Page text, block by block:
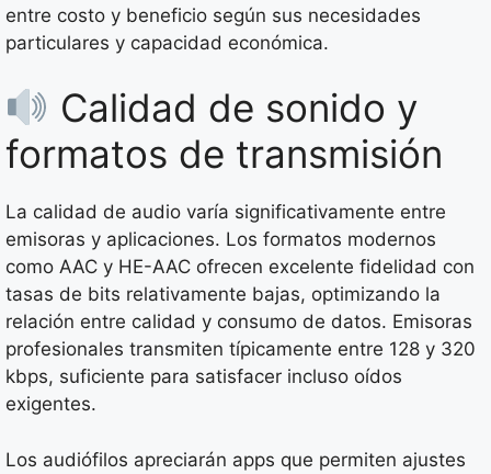
entre costo y beneficio según sus necesidades
particulares y capacidad económica.
Calidad de sonido y
formatos de transmisión
La calidad de audio varía significativamente entre
emisoras y aplicaciones. Los formatos modernos
como AAC y HE-AAC ofrecen excelente fidelidad con
tasas de bits relativamente bajas, optimizando la
relación entre calidad y consumo de datos. Emisoras
profesionales transmiten típicamente entre 128 y 320
kbps, suficiente para satisfacer incluso oídos
exigentes.
Los audiófilos apreciarán apps que permiten ajustes